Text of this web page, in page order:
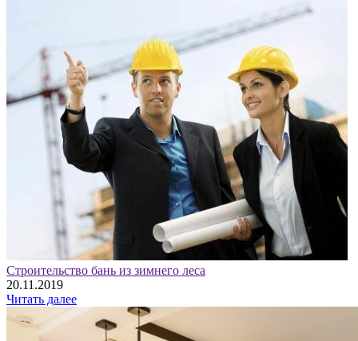
Строительство бань из зимнего леса
20.11.2019
Читать далее